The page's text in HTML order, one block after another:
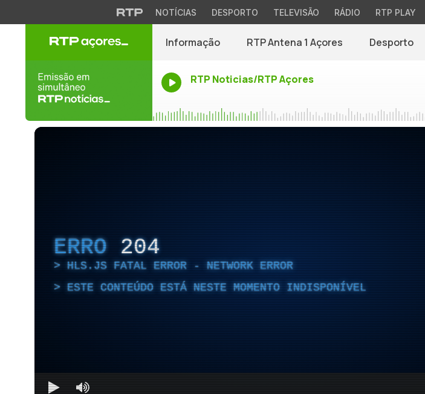
NOTÍCIAS DESPORTO TELEVISÃO RÁDIO RTP PLAY
Informação RTP Antena 1 Açores Desporto
RTP Noticias/RTP Açores
ERRO 204
HLS.JS FATAL ERROR - NETWORK ERROR
ESTE CONTEÚDO ESTÁ NESTE MOMENTO INDISPONÍVEL